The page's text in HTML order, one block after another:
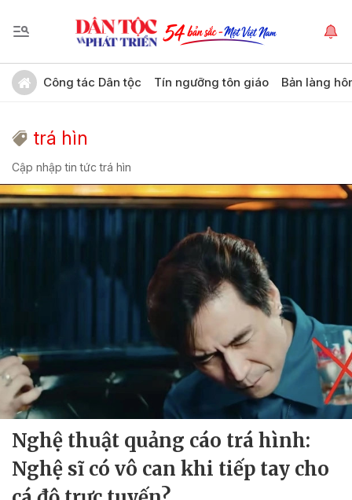
Công tác Dân tộc Tín ngưỡng tôn giáo Bản làng
trá hìn
Cập nhập tin tức trá hìn
Nghệ thuật quảng cáo trá hình:
Nghệ sĩ có vô can khi tiếp tay cho